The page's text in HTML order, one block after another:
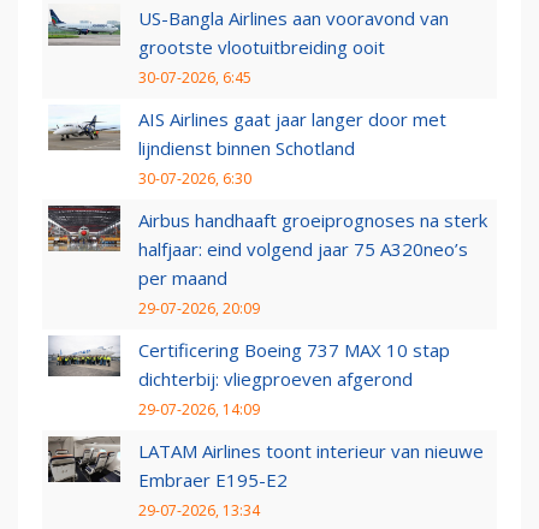
US-Bangla Airlines aan vooravond van
grootste vlootuitbreiding ooit
30-07-2026, 6:45
AIS Airlines gaat jaar langer door met
lijndienst binnen Schotland
30-07-2026, 6:30
Airbus handhaaft groeiprognoses na sterk
halfjaar: eind volgend jaar 75 A320neo’s
per maand
29-07-2026, 20:09
Certificering Boeing 737 MAX 10 stap
dichterbij: vliegproeven afgerond
29-07-2026, 14:09
LATAM Airlines toont interieur van nieuwe
Embraer E195-E2
29-07-2026, 13:34